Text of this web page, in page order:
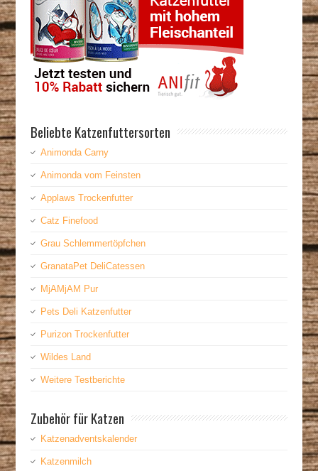
Beliebte Katzenfuttersorten
Animonda Carny
Animonda vom Feinsten
Applaws Trockenfutter
Catz Finefood
Grau Schlemmertöpfchen
GranataPet DeliCatessen
MjAMjAM Pur
Pets Deli Katzenfutter
Purizon Trockenfutter
Wildes Land
Weitere Testberichte
Zubehör für Katzen
Katzenadventskalender
Katzenmilch